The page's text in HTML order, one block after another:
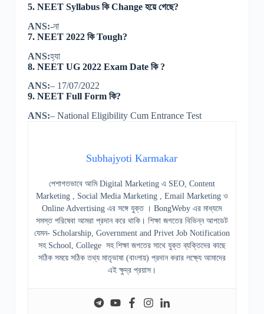
5. NEET Syllabus কি Change হয়ে গেছে?
ANS:-না
7. NEET 2022 কি Tough?
ANS:হ্যা
8. NEET UG 2022 Exam Date কি ?
ANS:– 17/07/2022
9. NEET Full Form কি?
ANS:– National Eligibility Cum Entrance Test
Subhajyoti Karmakar
পেশাগতভাবে আমি Digital Marketing এ SEO, Content
Marketing , Social Media Marketing , Email Marketing ও
Online Advertising এর সঙ্গে যুক্ত । BongWeby এর মাধ্যমে
সমস্ত পরিষেবা আমরা প্রদান করে থাকি। শিক্ষা জগতের বিভিন্ন আপডেট
যেমন- Scholarship, Government and Privet Job Notification
সহ School, College সহ শিক্ষা জগতের সাথে যুক্ত ব্যক্তিদের কাছে
সঠিক সময়ে সঠিক তথ্য মাতৃভাষা (বাংলায়) প্রদান করার লক্ষ্যে আমাদের
এই ক্ষুদ্র প্রয়াস।